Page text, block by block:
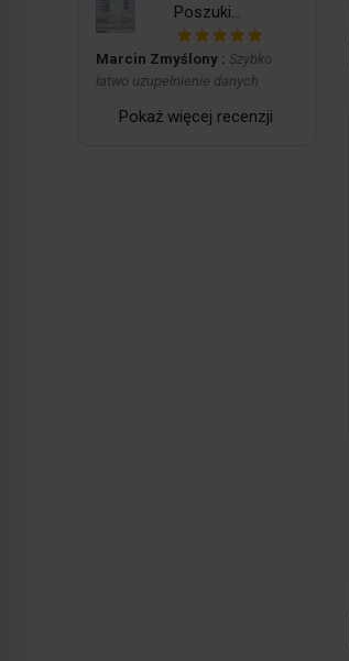
Poszuki...
Marcin Zmyślony : Szybko
łatwo uzupełnienie danych
Pokaż więcej recenzji